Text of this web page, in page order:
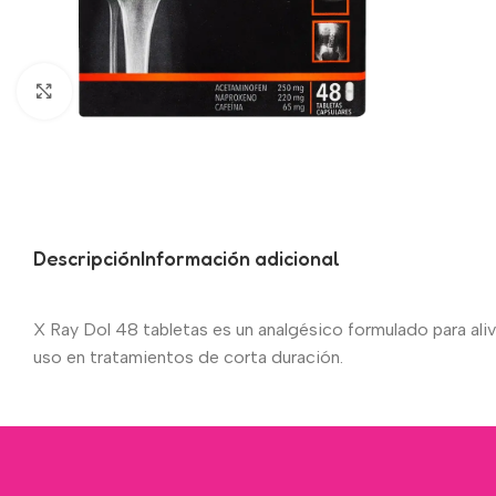
DescripciónInformación adicional
X Ray Dol 48 tabletas es un analgésico formulado para
uso en tratamientos de corta duración.